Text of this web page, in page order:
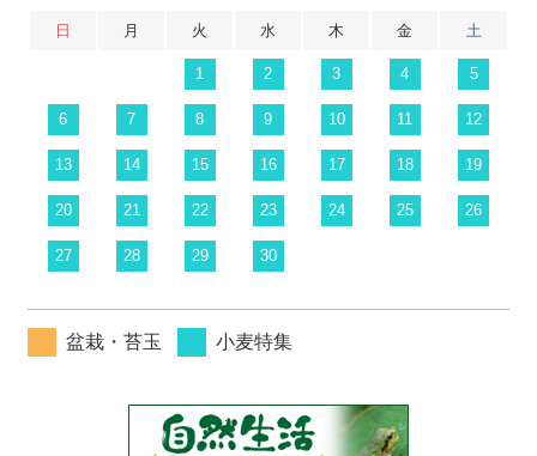
日 月 火 水 木 金 土
1 2 3 4 5
6 7 8 9 10 11 12
13 14 15 16 17 18 19
20 21 22 23 24 25 26
27 28 29 30
盆栽・苔玉 小麦特集